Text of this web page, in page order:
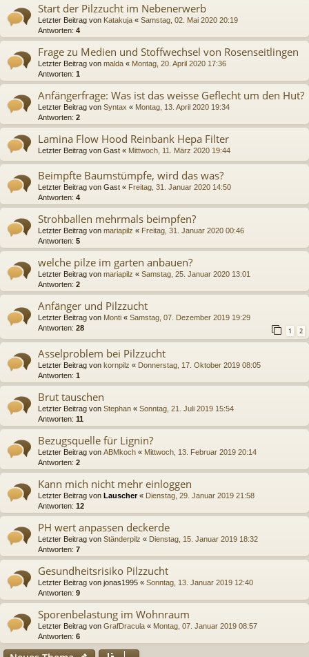
Start der Pilzzucht im Nebenerwerb
Letzter Beitrag von Katakuja « Samstag, 02. Mai 2020 20:19
Antworten: 4
Frage zu Medien und Stoffwechsel von Rosenseitlingen
Letzter Beitrag von malda « Montag, 20. April 2020 17:36
Antworten: 1
Anfängerfrage: Was ist das weisse Geflecht um den Hut?
Letzter Beitrag von Syntax « Montag, 13. April 2020 19:34
Antworten: 2
Lamina Flow Hood Reinbank Hepa Filter
Letzter Beitrag von Gast « Mittwoch, 11. März 2020 19:44
Beimpfte Baumstümpfe, wird das was?
Letzter Beitrag von Gast « Freitag, 31. Januar 2020 14:50
Antworten: 4
Strohballen mehrmals beimpfen?
Letzter Beitrag von mariapilz « Freitag, 31. Januar 2020 00:46
Antworten: 5
welche pilze im garten anbauen?
Letzter Beitrag von mariapilz « Samstag, 25. Januar 2020 13:01
Antworten: 2
Anfänger und Pilzzucht
Letzter Beitrag von Monti « Samstag, 07. Dezember 2019 19:29
Antworten: 28 1 2
Asselproblem bei Pilzzucht
Letzter Beitrag von kornpilz « Donnerstag, 17. Oktober 2019 08:05
Antworten: 1
Brut tauschen
Letzter Beitrag von Stephan « Sonntag, 21. Juli 2019 15:54
Antworten: 11
Bezugsquelle für Lignin?
Letzter Beitrag von ABMkoch « Mittwoch, 13. Februar 2019 20:14
Antworten: 2
Kann mich nicht mehr einloggen
Letzter Beitrag von Lauscher« Dienstag, 29. Januar 2019 21:58
Antworten: 12
PH wert anpassen deckerde
Letzter Beitrag von Ständerpilz « Dienstag, 15. Januar 2019 18:32
Antworten: 7
Gesundheitsrisiko Pilzzucht
Letzter Beitrag von jonas1995 « Sonntag, 13. Januar 2019 12:40
Antworten: 9
Sporenbelastung im Wohnraum
Letzter Beitrag von GrafDracula « Montag, 07. Januar 2019 08:57
Antworten: 6